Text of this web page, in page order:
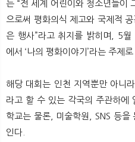
는 “전 세계 어린이와 청소년들이
으로써 평화의식 제고와 국제적
은 행사”라고 취지를 밝히며, 5
에서 ‘나의 평화이야기’라는 주제
해당 대회는 인천 지역뿐만 아니
라고 할 수 있는 각국의 주관하에
학교는 물론, 미술학원, SNS 등을
인다.